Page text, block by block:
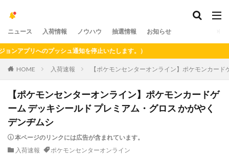
ニュース 入荷情報 ノウハウ 抽選情報 お知らせ
リへのプッシュ通知を停止いたします。）
HOME 入荷速報 【ポケモンセンターオンライン】ポケモンカー
【ポケモンセンターオンライン】ポケモンカードゲ
ーム デッキシールド プレミアム・グロス かがやく
デンヂムシ
本ページのリンクには広告が含まれています。
入荷速報
ポケモンセンターオンライン